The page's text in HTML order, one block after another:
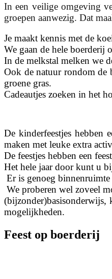
In een veilige omgeving
groepen aanwezig. Dat
Je maakt kennis met de
We gaan de hele boerderij
In de melkstal melken we
Ook de natuur rondom de
groene gras.
Cadeautjes zoeken in het
De kinderfeestjes hebben
maken met leuke extra
De feestjes hebben een
Het hele jaar door kunt u
Er is genoeg
We proberen wel zoveel
(bijzonder)basisonderwijs,
mogelijkheden.
Feest op boerderij